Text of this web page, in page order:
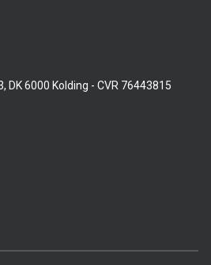
DK 6000 Kolding - CVR 76443815